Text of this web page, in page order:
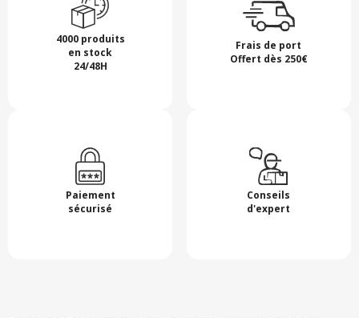
4000 produits
en stock
24/48H
Frais de port
Offert dès 250€
Paiement
sécurisé
Conseils
d'expert